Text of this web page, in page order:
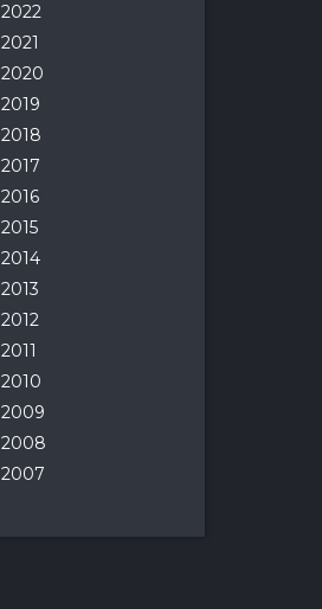
2022
2021
2020
2019
2018
2017
2016
2015
2014
2013
2012
2011
2010
2009
2008
2007